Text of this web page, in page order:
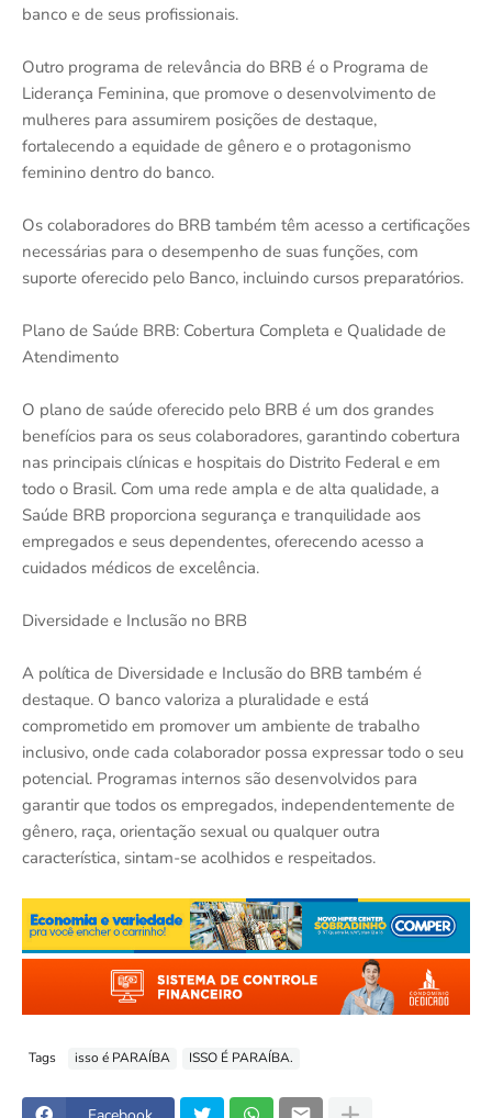
banco e de seus profissionais.
Outro programa de relevância do BRB é o Programa de
Liderança Feminina, que promove o desenvolvimento de
mulheres para assumirem posições de destaque,
fortalecendo a equidade de gênero e o protagonismo
feminino dentro do banco.
Os colaboradores do BRB também têm acesso a certificações
necessárias para o desempenho de suas funções, com
suporte oferecido pelo Banco, incluindo cursos preparatórios.
Plano de Saúde BRB: Cobertura Completa e Qualidade de
Atendimento
O plano de saúde oferecido pelo BRB é um dos grandes
benefícios para os seus colaboradores, garantindo cobertura
nas principais clínicas e hospitais do Distrito Federal e em
todo o Brasil. Com uma rede ampla e de alta qualidade, a
Saúde BRB proporciona segurança e tranquilidade aos
empregados e seus dependentes, oferecendo acesso a
cuidados médicos de excelência.
Diversidade e Inclusão no BRB
A política de Diversidade e Inclusão do BRB também é
destaque. O banco valoriza a pluralidade e está
comprometido em promover um ambiente de trabalho
inclusivo, onde cada colaborador possa expressar todo o seu
potencial. Programas internos são desenvolvidos para
garantir que todos os empregados, independentemente de
gênero, raça, orientação sexual ou qualquer outra
característica, sintam-se acolhidos e respeitados.
Tags isso é PARAÍBA ISSO É PARAÍBA.